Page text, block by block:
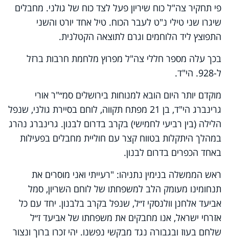
פי תחקיר צה"ל כוח שיריון פעל לצד כוח של גולני. מחבלים
שיגרו שני טילי נ"ט לעבר הכוח. טיל אחד יורט והשני
התפוצץ ליד הלוחמים וגרם לתוצאה הקטלנית.
בכך עלה מספר חללי צה"ל מפרוץ מלחמת חרבות ברזל
ל-928. הי"ד.
מוקדם יותר היום הובא למנוחות בירושלים סמ״"ר אורי
גרינברג הי"ד, בן 21 מפתח תקווה, לוחם בסיירת גולני, שנפל
הלילה (בין רביעי לחמישי) בקרב בדרום לבנון. גרינברג נהרג
במהלך היתקלות בטווח קצר עם חוליית מחבלים בפעילות
באחד הכפרים בדרום לבנון.
ראש הממשלה בנימין נתניהו: "רעייתי ואני מוסרים את
תנחומינו מעומק הלב למשפחתו של לוחם השריון, סמל
אביעד אלחנן וולנסקי ז״ל, שנפל בקרב בלבנון. יחד עם כל
אזרחי ישראל, אנו מחבקים את משפחתו של אביעד ז״ל
שלחם בעוז ובגבורה נגד מבקשי נפשנו. יהי זכרו ברוך ונצור